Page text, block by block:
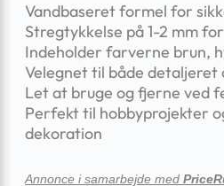
Vandbaseret formel for
Stregtykkelse på 1-2 mm
Indeholder farverne brun,
Velegnet til både
Let at bruge og fjerne ved
Perfekt til hobbyprojekter
dekoration
Annonce i samarbejde med